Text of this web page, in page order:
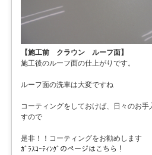
【施工前 クラウン ルーフ面】
施工後のルーフ面の仕上がりです。
ルーフ面の洗車は大変ですね
コーティングをしておけば、日々のお手
すので
是非！！コーティングをお勧めします
ｶﾞﾗｽｺｰﾃｨﾝｸﾞのページはこちら！